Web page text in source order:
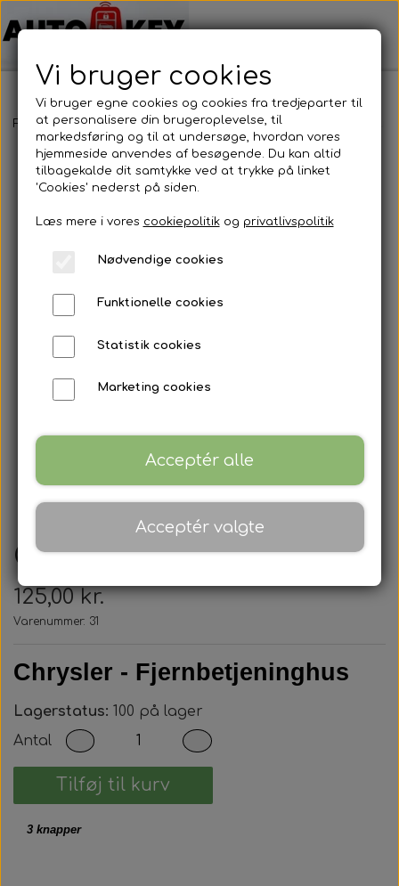
Forside Bilnøgler Chrysler Nøglehus Chrysler - Nøglehus
Chrysler - Nøglehus
125,00 kr.
Varenummer: 31
Chrysler - Fjernbetjeninghus
Lagerstatus: 100 på lager
Antal
Tilføj til kurv
3 knapper
Vi bruger cookies
Vi bruger egne cookies og cookies fra tredjeparter til
at personalisere din brugeroplevelse, til
markedsføring og til at undersøge, hvordan vores
hjemmeside anvendes af besøgende. Du kan altid
tilbagekalde dit samtykke ved at trykke på linket
'Cookies' nederst på siden.
Læs mere i vores cookiepolitikog privatlivspolitik
Nødvendige cookies
Funktionelle cookies
Statistik cookies
Marketing cookies
Acceptér alle
Acceptér valgte